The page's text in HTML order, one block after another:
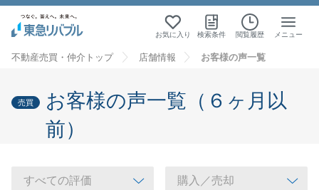
お気に入り 検索条件 閲覧履歴 メニュー
不動産売買・仲介トップ 店舗情報 お客様の声一覧
売買
お客様の声一覧（６ヶ月以
前）